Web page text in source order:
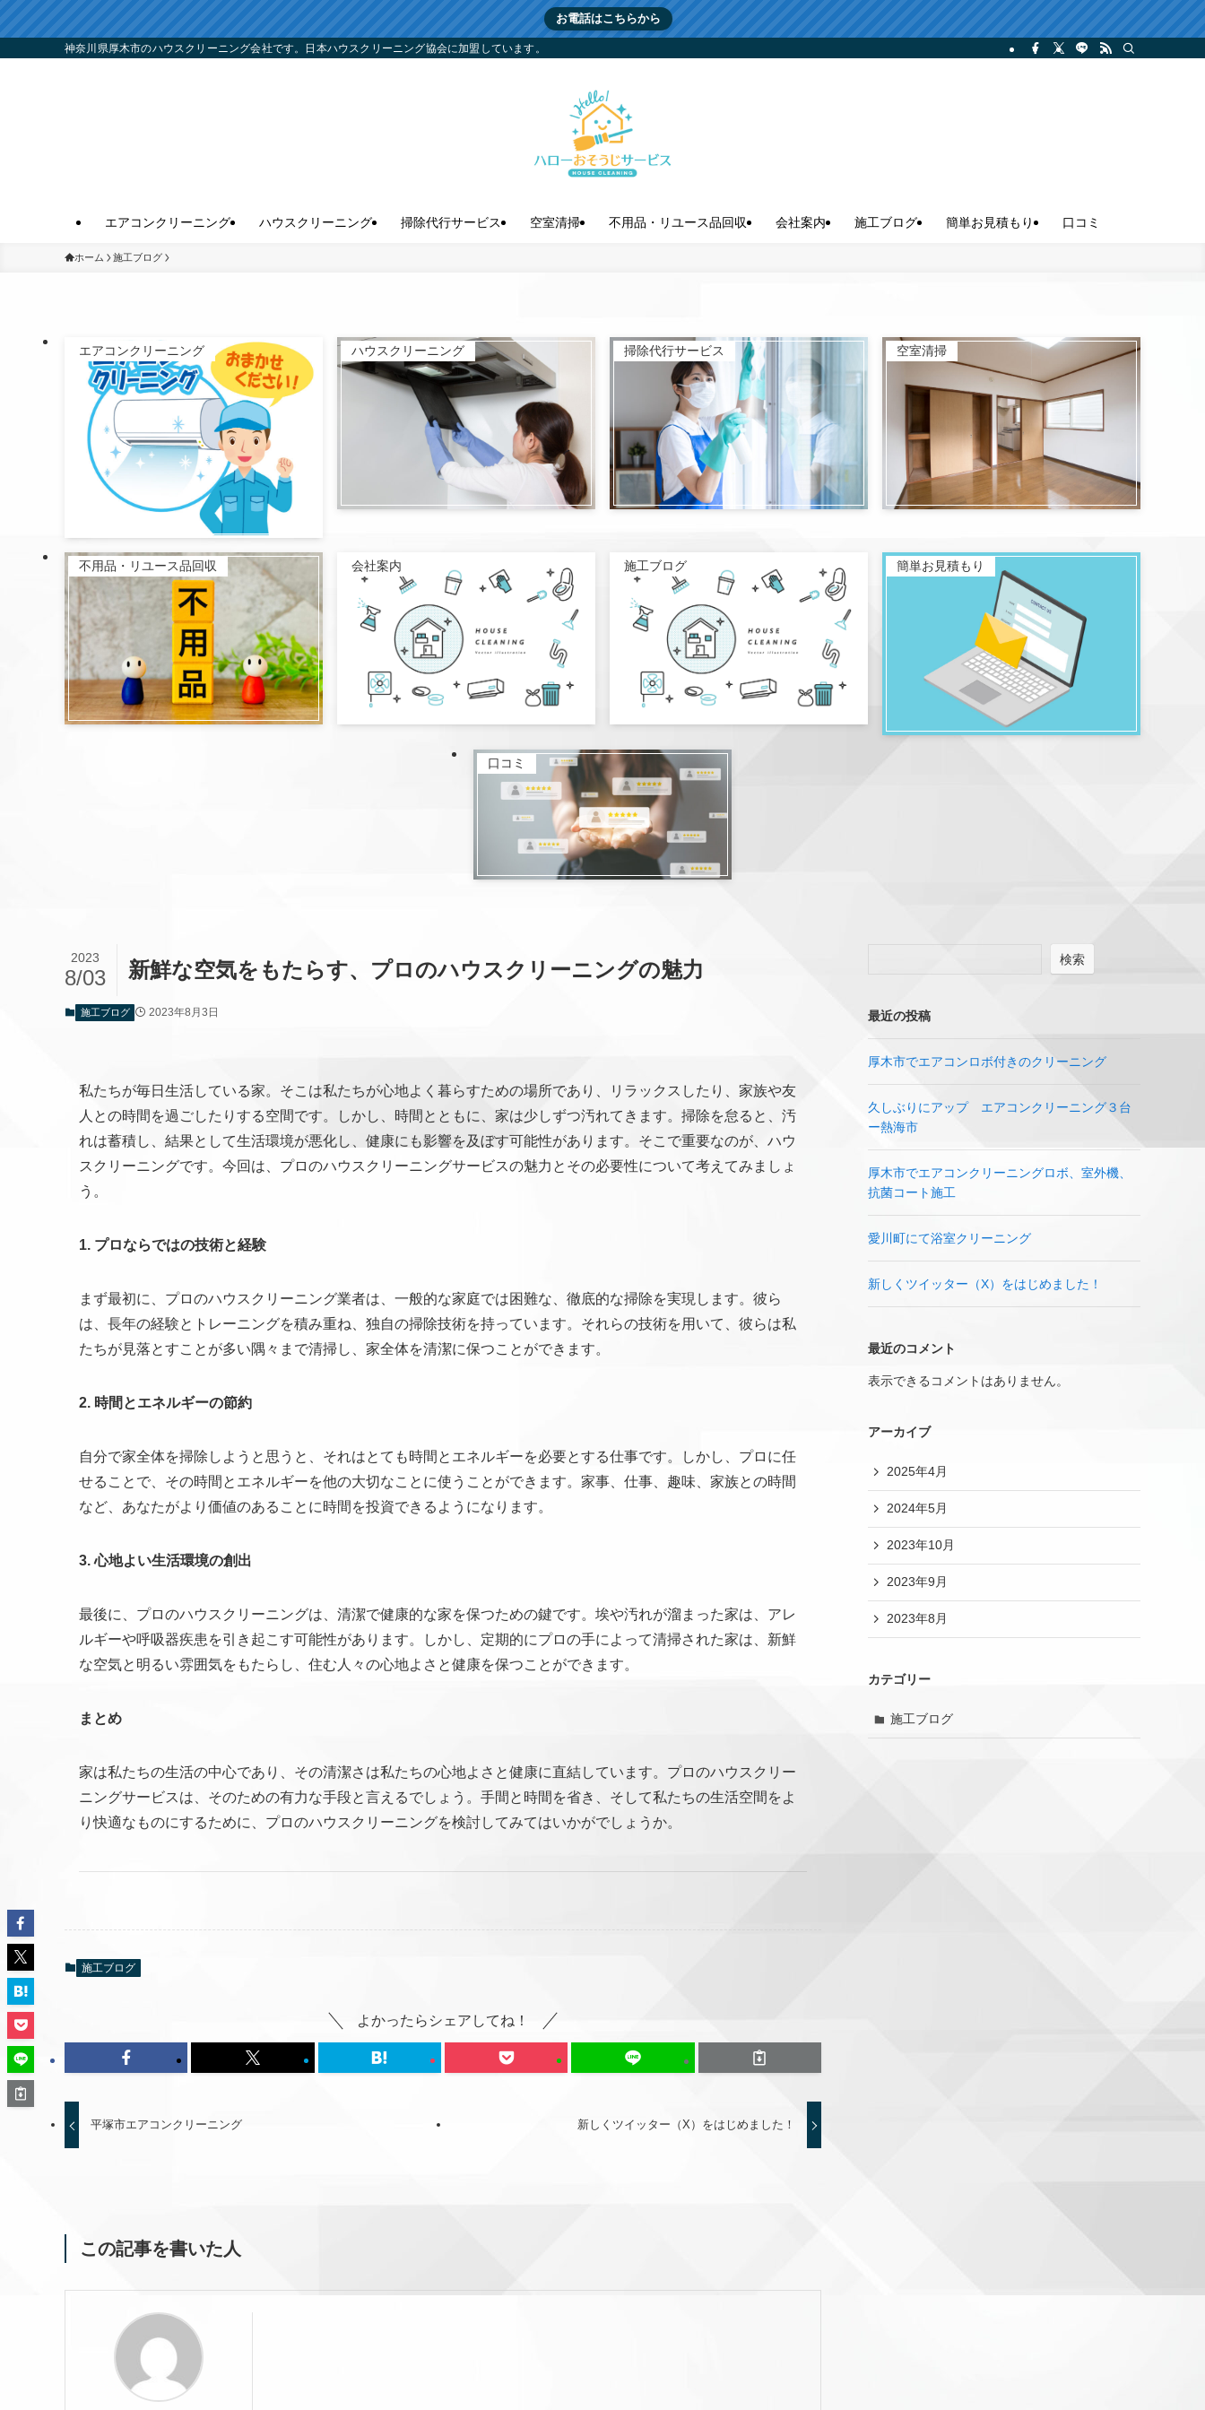
お電話はこちらから
神奈川県厚木市のハウスクリーニング会社です。日本ハウスクリーニング協会に加盟しています。
エアコンクリーニング ハウスクリーニング 掃除代行サービス 空室清掃 不用品・リユース品回収 会社案内 施工ブログ 簡単お見積もり 口コミ
ホーム 施工ブログ
エアコンクリーニング ハウスクリーニング 掃除代行サービス 空室清掃
不用品・リユース品回収 会社案内 施工ブログ 簡単お見積もり
口コミ
新鮮な空気をもたらす、プロのハウスクリーニングの魅力
2023
8/03
施工ブログ 2023年8月3日
私たちが毎日生活している家。そこは私たちが心地よく暮らすための場所であり、リラックスしたり、家族や友
人との時間を過ごしたりする空間です。しかし、時間とともに、家は少しずつ汚れてきます。掃除を怠ると、汚
れは蓄積し、結果として生活環境が悪化し、健康にも影響を及ぼす可能性があります。そこで重要なのが、ハウ
スクリーニングです。今回は、プロのハウスクリーニングサービスの魅力とその必要性について考えてみましょ
う。
1. プロならではの技術と経験
まず最初に、プロのハウスクリーニング業者は、一般的な家庭では困難な、徹底的な掃除を実現します。彼ら
は、長年の経験とトレーニングを積み重ね、独自の掃除技術を持っています。それらの技術を用いて、彼らは私
たちが見落とすことが多い隅々まで清掃し、家全体を清潔に保つことができます。
2. 時間とエネルギーの節約
自分で家全体を掃除しようと思うと、それはとても時間とエネルギーを必要とする仕事です。しかし、プロに任
せることで、その時間とエネルギーを他の大切なことに使うことができます。家事、仕事、趣味、家族との時間
など、あなたがより価値のあることに時間を投資できるようになります。
3. 心地よい生活環境の創出
最後に、プロのハウスクリーニングは、清潔で健康的な家を保つための鍵です。埃や汚れが溜まった家は、アレ
ルギーや呼吸器疾患を引き起こす可能性があります。しかし、定期的にプロの手によって清掃された家は、新鮮
な空気と明るい雰囲気をもたらし、住む人々の心地よさと健康を保つことができます。
まとめ
家は私たちの生活の中心であり、その清潔さは私たちの心地よさと健康に直結しています。プロのハウスクリー
ニングサービスは、そのための有力な手段と言えるでしょう。手間と時間を省き、そして私たちの生活空間をよ
り快適なものにするために、プロのハウスクリーニングを検討してみてはいかがでしょうか。
施工ブログ
よかったらシェアしてね！
平塚市エアコンクリーニング 新しくツイッター（X）をはじめました！
この記事を書いた人
検索
最近の投稿
厚木市でエアコンロボ付きのクリーニング
久しぶりにアップ エアコンクリーニング３台
ー熱海市
厚木市でエアコンクリーニングロボ、室外機、
抗菌コート施工
愛川町にて浴室クリーニング
新しくツイッター（X）をはじめました！
最近のコメント
表示できるコメントはありません。
アーカイブ
2025年4月
2024年5月
2023年10月
2023年9月
2023年8月
カテゴリー
施工ブログ